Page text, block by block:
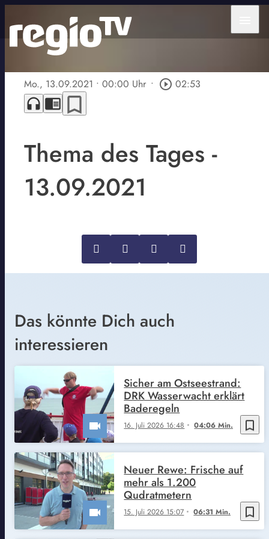
Mo., 13.09.2021 • 00:00 Uhr • play_circle_outline 02:53
headphones chrome_reader_mode bookmark_border
Thema des Tages -
13.09.2021
Das könnte Dich auch
interessieren
bookmark_border
16. Juli 2026 16:48 04:06 Min.
Sicher am Ostseestrand:
DRK Wasserwacht erklärt
Baderegeln
bookmark_border
15. Juli 2026 15:07 06:31 Min.
Neuer Rewe: Frische auf
mehr als 1.200
Qudratmetern